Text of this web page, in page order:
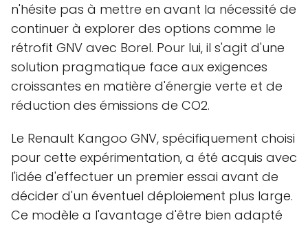
n'hésite pas à mettre en avant la nécessité de
continuer à explorer des options comme le
rétrofit GNV avec Borel. Pour lui, il s'agit d'une
solution pragmatique face aux exigences
croissantes en matière d'énergie verte et de
réduction des émissions de CO2.
Le Renault Kangoo GNV, spécifiquement choisi
pour cette expérimentation, a été acquis avec
l'idée d'effectuer un premier essai avant de
décider d'un éventuel déploiement plus large.
Ce modèle a l'avantage d'être bien adapté